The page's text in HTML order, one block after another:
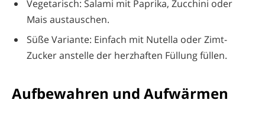
Vegetarisch: Salami mit Paprika, Zucchini oder
Mais austauschen.
Süße Variante: Einfach mit Nutella oder Zimt-
Zucker anstelle der herzhaften Füllung füllen.
Aufbewahren und Aufwärmen